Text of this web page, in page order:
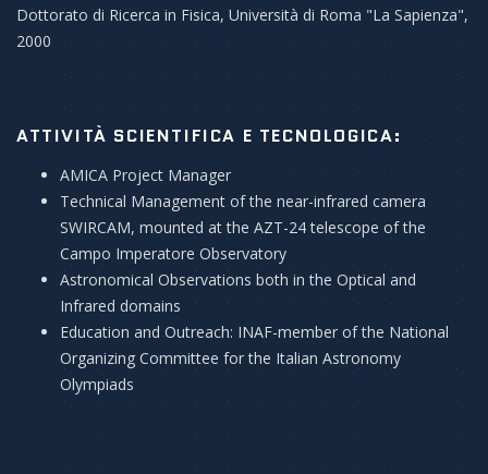
Dottorato di Ricerca in Fisica, Università di Roma "La Sapienza",
2000
ATTIVITÀ SCIENTIFICA E TECNOLOGICA:
AMICA Project Manager
Technical Management of the near-infrared camera
SWIRCAM, mounted at the AZT-24 telescope of the
Campo Imperatore Observatory
Astronomical Observations both in the Optical and
Infrared domains
Education and Outreach: INAF-member of the National
Organizing Committee for the Italian Astronomy
Olympiads